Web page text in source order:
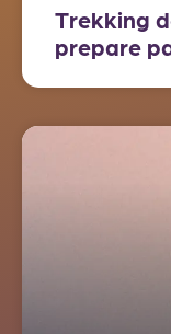
Trekking
prepare